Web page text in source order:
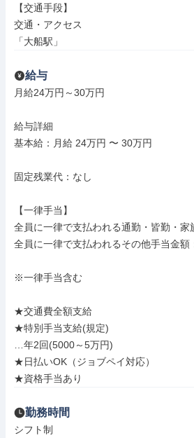
【交通手段】
交通・アクセス
「大船駅」
給与
月給24万円～30万円
給与詳細
基本給：月給 24万円 〜 30万円
固定残業代：なし
【一律手当】
全員に一律で支払われる通勤・皆勤・家
全員に一律で支払われるその他手当金額
※一律手当含む
★交通費全額支給
★特別手当支給(規定)
…年2回(5000～5万円)
★日払いOK（ジョブペイ対応）
★資格手当あり
勤務時間
シフト制